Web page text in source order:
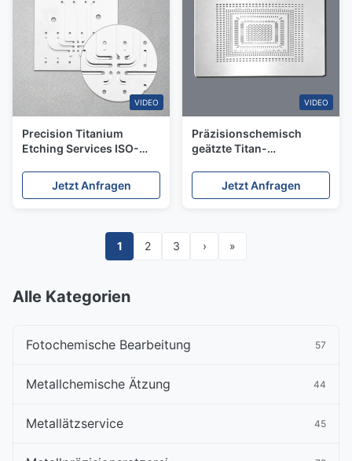
VIDEO
Precision Titanium
Etching Services ISO-
Metallverarbeitung
Jetzt Anfragen
VIDEO
Präzisionschemisch
geätzte Titan-
±0,01 mm Toleranz
Jetzt Anfragen
1 2 3 › »
Alle Kategorien
Fotochemische Bearbeitung 57
Metallchemische Ätzung 44
Metallätzservice 45